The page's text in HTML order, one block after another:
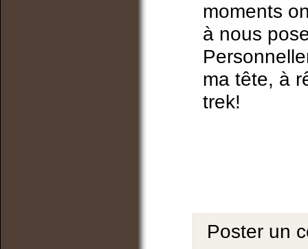
moments
à nous
ma tête, à
trek!
Poster un